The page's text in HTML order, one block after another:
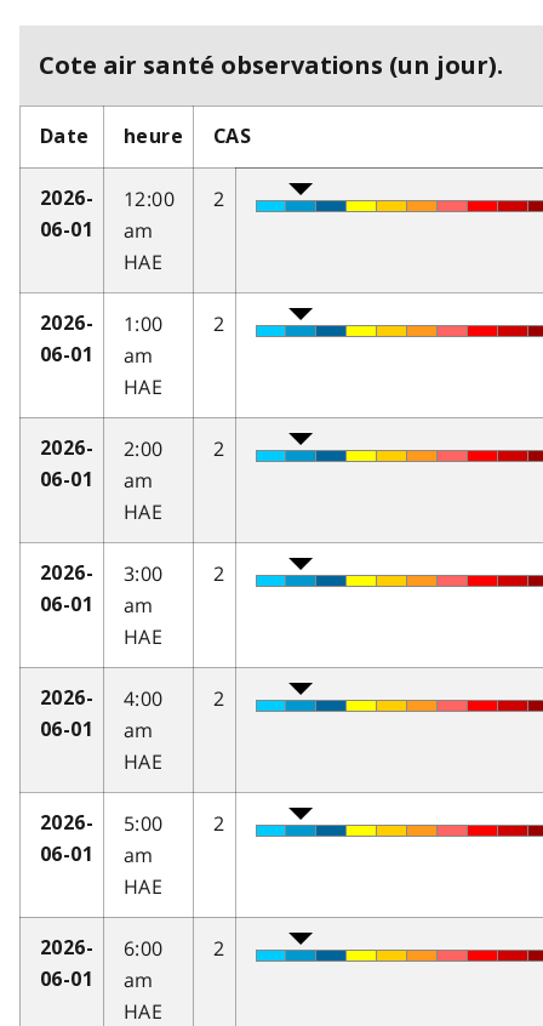
Cote air santé observations (un jour).
Date heure CAS
2026-
06-01
12:00
am
HAE
2
2026-
06-01
1:00
am
HAE
2
2026-
06-01
2:00
am
HAE
2
2026-
06-01
3:00
am
HAE
2
2026-
06-01
4:00
am
HAE
2
2026-
06-01
5:00
am
HAE
2
2026-
06-01
6:00
am
HAE
2